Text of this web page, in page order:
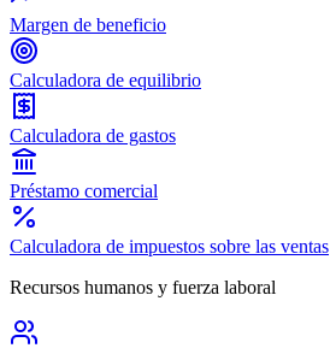
Margen de beneficio
Calculadora de equilibrio
Calculadora de gastos
Préstamo comercial
Calculadora de impuestos sobre las ventas
Recursos humanos y fuerza laboral